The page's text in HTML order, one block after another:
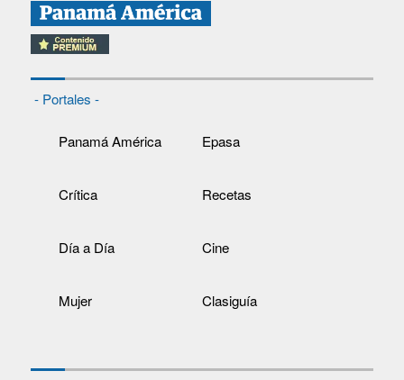
- Portales -
Panamá América Epasa
Crítica Recetas
Día a Día Cine
Mujer Clasiguía